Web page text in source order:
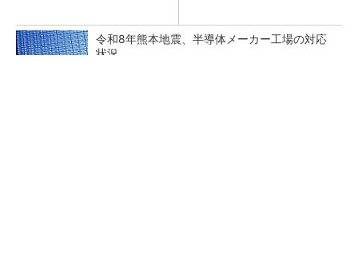
令和8年熊本地震、半導体メーカー工場の対応
状況